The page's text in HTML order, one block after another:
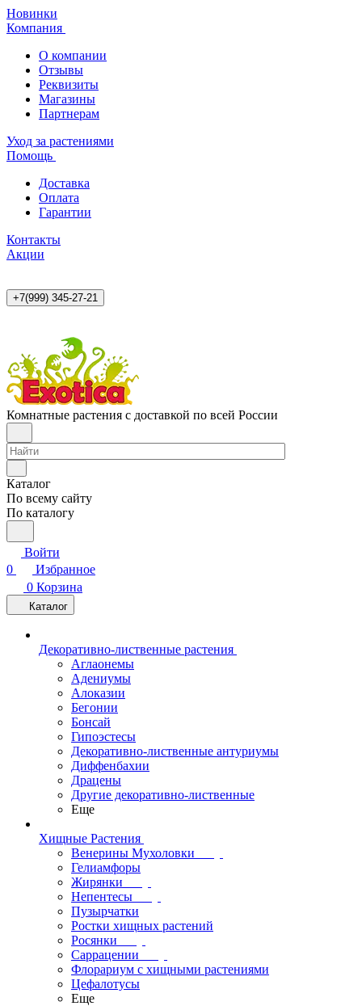
Новинки
Компания
О компании
Отзывы
Реквизиты
Магазины
Партнерам
Уход за растениями
Помощь
Доставка
Оплата
Гарантии
Контакты
Акции
+7(999) 345-27-21
Комнатные растения с доставкой по всей России
Каталог
По всему сайту
По каталогу
Войти
0
Избранное
0 Корзина
Каталог
Декоративно-лиственные растения
Аглаонемы
Адениумы
Алоказии
Бегонии
Бонсай
Гипоэстесы
Декоративно-лиственные антуриумы
Диффенбахии
Драцены
Другие декоративно-лиственные
Еще
Хищные Растения
Венерины Мухоловки
Гелиамфоры
Жирянки
Непентесы
Пузырчатки
Ростки хищных растений
Росянки
Саррацении
Флорариум с хищными растениями
Цефалотусы
Еще